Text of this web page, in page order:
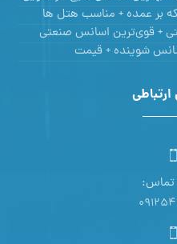
بر عمده + مناسب هتل ها
+ قوی‌ترین اسانس‌ صنعتی
شوینده + قیمت
تماس: